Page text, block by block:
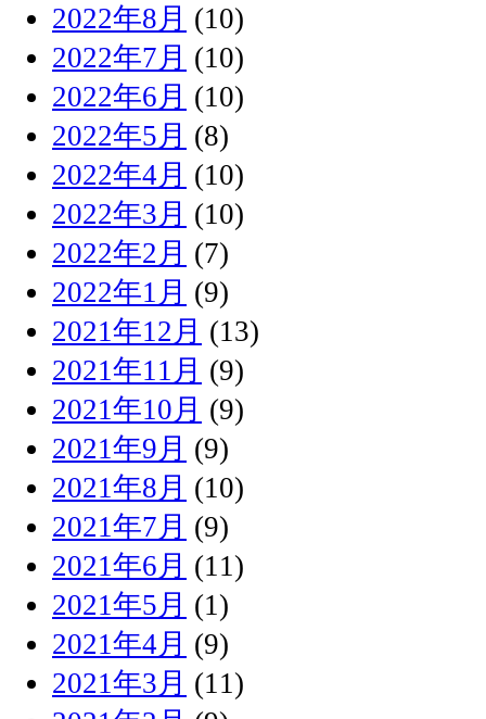
2022年8月 (10)
2022年7月 (10)
2022年6月 (10)
2022年5月 (8)
2022年4月 (10)
2022年3月 (10)
2022年2月 (7)
2022年1月 (9)
2021年12月 (13)
2021年11月 (9)
2021年10月 (9)
2021年9月 (9)
2021年8月 (10)
2021年7月 (9)
2021年6月 (11)
2021年5月 (1)
2021年4月 (9)
2021年3月 (11)